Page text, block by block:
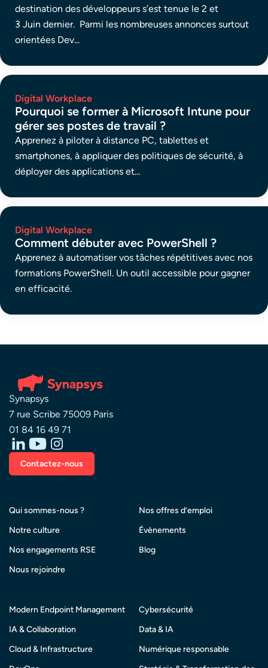
destination des développeurs s’est tenue le 2 et
3 Juin dernier. Parmi les nombreuses annonces surtout
orientées Dev...
Digital Workplace
Pourquoi se former à Microsoft Intune pour
gérer ses postes de travail ?
Apprenez à piloter à distance PC, tablettes et
smartphones, à appliquer des politiques de sécurité, à
déployer des applications et...
Digital Workplace
Comment débuter avec PowerShell ?
Apprenez à automatiser vos tâches répétitives avec nos
formations PowerShell. Un outil accessible pour gagner
en efficacité.
Synapsys
7 rue Scribe 75009 Paris
01 84 16 49 71
Contactez-nous
Qui sommes-nous ?
Notre culture
Nos engagements RSE
Nous rejoindre
Nos offres d’emploi
Évènements
Blog
Modern Endpoint Management
IA & Collaboration
Cloud & Infrastructure
Cybersécurité
Data & IA
Numérique responsable